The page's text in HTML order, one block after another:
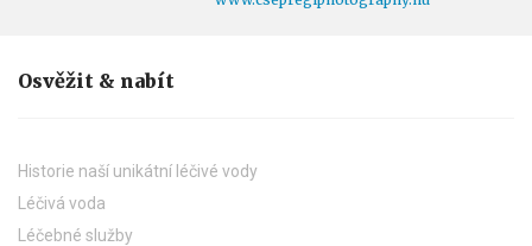
Osvěžit & nabít
Historie naší unikátní léčivé vody
Léčivá voda
Léčebné služby